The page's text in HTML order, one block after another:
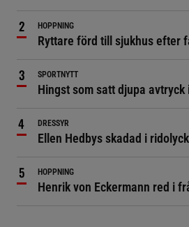
HOPPNING
Ryttare förd till sjukhus efter
SPORTNYTT
Hingst som satt djupa
DRESSYR
Ellen Hedbys skadad i
HOPPNING
Henrik von Eckermann red i